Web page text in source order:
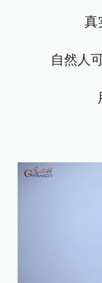
真
自然人